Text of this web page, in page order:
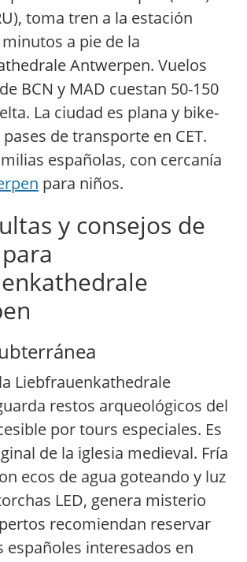
toma tren a la estación
a pie de la
Antwerpen. Vuelos
BCN y MAD cuestan 50-150
La ciudad es plana y bike-
de transporte en CET.
españolas, con cercanía
para niños.
y consejos de
Liebfrauenkathedrale
restos arqueológicos del
por tours especiales. Es
de la iglesia medieval. Fría
ecos de agua goteando y luz
LED, genera misterio
recomiendan reservar
españoles interesados en